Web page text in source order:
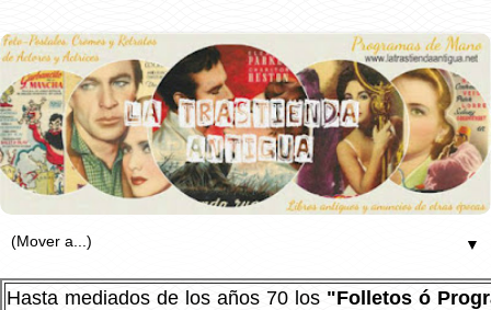
▼
Hasta mediados de los años 70 los "Folletos ó